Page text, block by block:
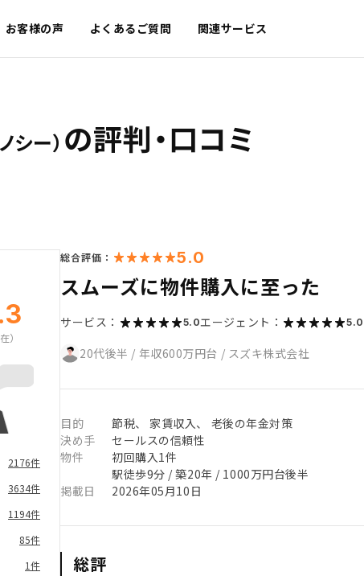
お客様の声 よくあるご質問 関連サービス
シー） の評判・口コミ
）
2176件
3634件
1194件
85件
1件
総合評価： 5.0
スムーズに物件購入に至った
サービス： 5.0エージェント： 5.0
20代後半 / 年収600万円台 / スズキ株式会社
目的
節税、 家賃収入、 老後の年金対策
決め手
セールスの信頼性
物件
初回購入1件
駅徒歩9分 / 築20年 / 1000万円台後半
掲載日
2026年05月10日
総評